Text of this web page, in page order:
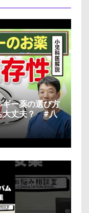
ー薬の選び方
大丈夫？ #八